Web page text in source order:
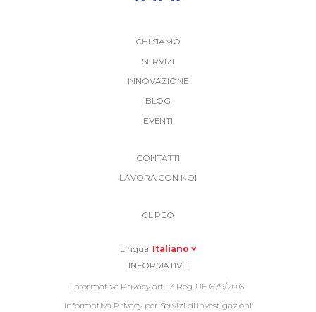
CHI SIAMO
SERVIZI
INNOVAZIONE
BLOG
EVENTI
CONTATTI
LAVORA CON NOI
CLIPEO
Lingua Italiano
Informative
Footer
INFORMATIVE
Informativa Privacy art. 13 Reg. UE 679/2016
Informativa Privacy per Servizi di Investigazioni